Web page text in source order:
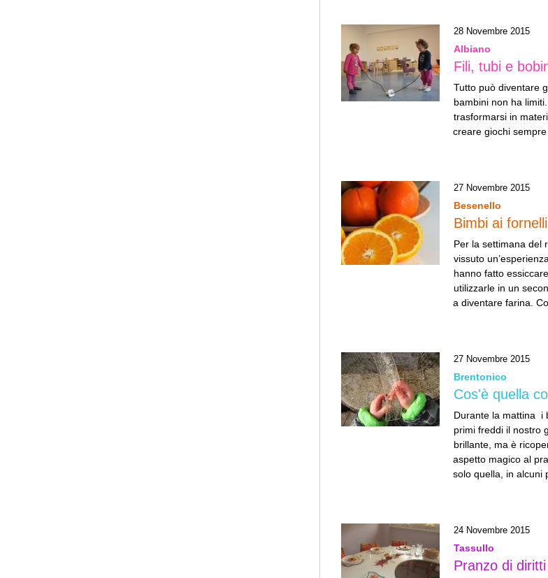
28 Novembre 2015
Albiano
Fili, tubi e
Tutto può diventare
bambini non ha
trasformarsi in
creare giochi
27 Novembre 2015
Besenello
Bimbi ai
Per la settimana del
vissuto
hanno fatto
utilizzarle in un
a diventare farina.
27 Novembre 2015
Brentonico
Cos'è quella
Durante la mattina i
primi freddi il nostro
brillante, ma è
aspetto magico al
solo quella, in alcuni
24 Novembre 2015
Tassullo
Pranzo di diritti